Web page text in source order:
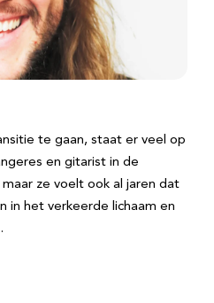
te gaan, staat er veel op
en gitarist in de
ze voelt ook al jaren dat
in het verkeerde lichaam en